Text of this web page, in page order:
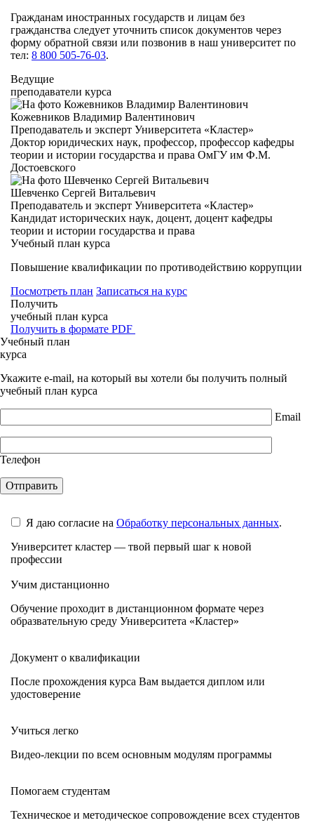
Гражданам иностранных государств и лицам без
гражданства следует уточнить список документов через
форму обратной связи или позвонив в наш университет по
тел: 8 800 505-76-03.
Ведущие
преподаватели курса
Кожевников Владимир Валентинович
Преподаватель и эксперт Университета «Кластер»
Доктор юридических наук, профессор, профессор кафедры
теории и истории государства и права ОмГУ им Ф.М.
Достоевского
Шевченко Сергей Витальевич
Преподаватель и эксперт Университета «Кластер»
Кандидат исторических наук, доцент, доцент кафедры
теории и истории государства и права
Учебный план курса
Повышение квалификации по противодействию коррупции
Посмотреть план Записаться на курс
Получить
учебный план курса
Получить в формате PDF
Учебный план
курса
Укажите e-mail, на который вы хотели бы получить полный
учебный план курса
Email
Телефон
Я даю согласие на Обработку персональных данных.
Университет кластер — твой первый шаг к новой
профессии
Учим дистанционно
Обучение проходит в дистанционном формате через
образвательную среду Университета «Кластер»
Документ о квалификации
После прохождения курса Вам выдается диплом или
удостоверение
Учиться легко
Видео-лекции по всем основным модулям программы
Помогаем студентам
Техническое и методическое сопровождение всех студентов